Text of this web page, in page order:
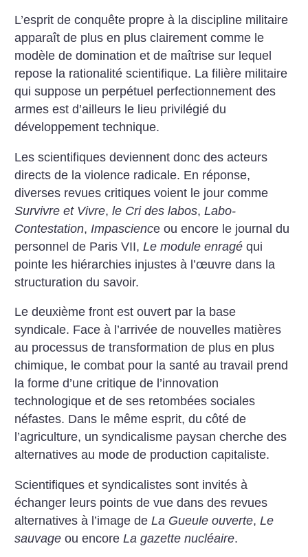
L’esprit de conquête propre à la discipline militaire
apparaît de plus en plus clairement comme le
modèle de domination et de maîtrise sur lequel
repose la rationalité scientifique. La filière militaire
qui suppose un perpétuel perfectionnement des
armes est d’ailleurs le lieu privilégié du
développement technique.
Les scientifiques deviennent donc des acteurs
directs de la violence radicale. En réponse,
diverses revues critiques voient le jour comme
Survivre et Vivre,le Cri des labos,Labo-
Contestation, Impascience ou encore le journal du
personnel de Paris VII,Le module enragé qui
pointe les hiérarchies injustes à l’œuvre dans la
structuration du savoir.
Le deuxième front est ouvert par la base
syndicale. Face à l’arrivée de nouvelles matières
au processus de transformation de plus en plus
chimique, le combat pour la santé au travail prend
la forme d’une critique de l’innovation
technologique et de ses retombées sociales
néfastes. Dans le même esprit, du côté de
l’agriculture, un syndicalisme paysan cherche des
alternatives au mode de production capitaliste.
Scientifiques et syndicalistes sont invités à
échanger leurs points de vue dans des revues
alternatives à l’image deLa Gueule ouverte,Le
sauvage ou encoreLa gazette nucléaire.